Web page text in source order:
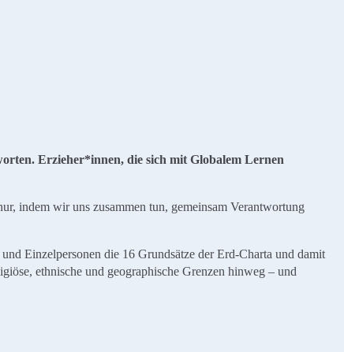
Erzieher*innen, die sich mit Globalem Lernen
indem wir uns zusammen tun, gemeinsam Verantwortung
Einzelpersonen die 16 Grundsätze der Erd-Charta und damit
ethnische und geographische Grenzen hinweg – und